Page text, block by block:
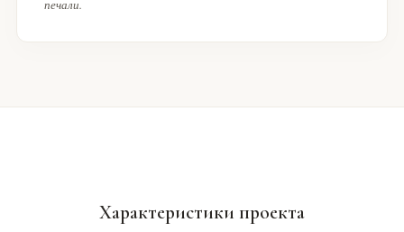
печали.
Характеристики проекта